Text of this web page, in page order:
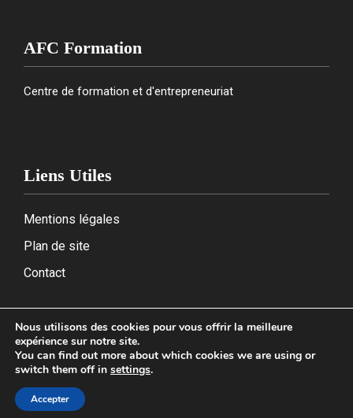
AFC Formation
Centre de formation et d'entrepreneuriat
Liens Utiles
Mentions légales
Plan de site
Contact
Nous utilisons des cookies pour vous offrir la meilleure
expérience sur notre site.
You can find out more about which cookies we are using or
switch them off in settings.
Accepter